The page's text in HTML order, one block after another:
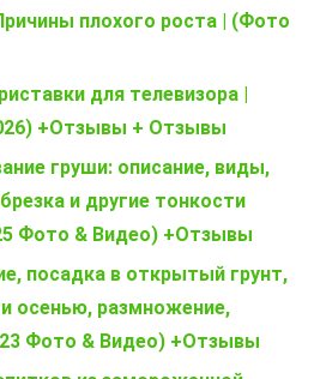
плохого роста | (Фото
для телевизора |
+Отзывы + Отзывы
груши: описание, виды,
и другие тонкости
Фото & Видео) +Отзывы
посадка в открытый грунт,
осенью, размножение,
Фото & Видео) +Отзывы